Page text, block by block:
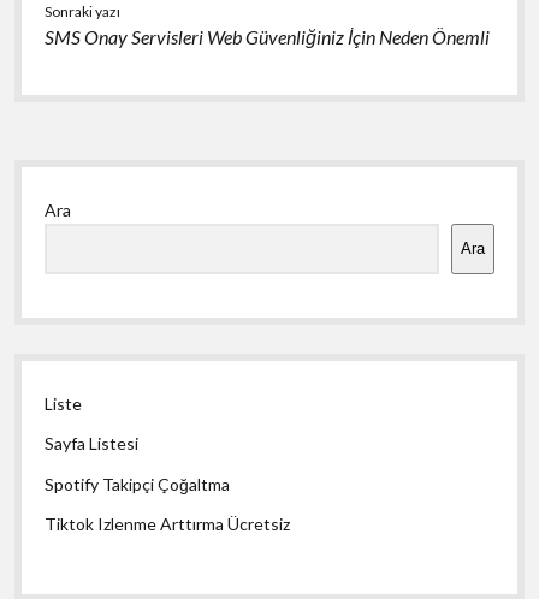
Sonraki yazı
SMS Onay Servisleri Web Güvenliğiniz İçin Neden Önemli
Yan
Menü
Ara
Ara
Liste
Sayfa Listesi
Spotify Takipçi Çoğaltma
Tiktok Izlenme Arttırma Ücretsiz